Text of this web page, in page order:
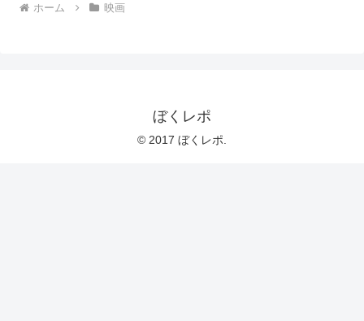
ホーム 映画
ぼくレポ
© 2017 ぼくレポ.